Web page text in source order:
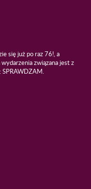
się już po raz 76!, a
związana jest z
SPRAWDZAM.